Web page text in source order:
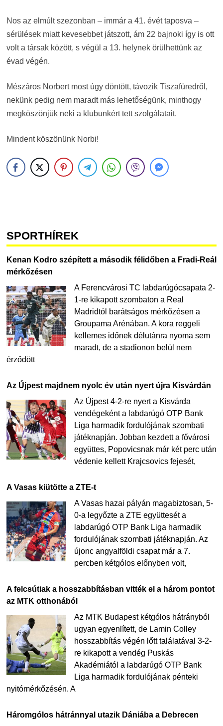
Nos az elmúlt szezonban – immár a 41. évét taposva –
sérülések miatt kevesebbet játszott, ám 22 bajnoki így is ott
volt a társak között, s végül a 13. helynek örülhettünk az
évad végén.
Mészáros Norbert most úgy döntött, távozik Tiszafüredről,
nekünk pedig nem maradt más lehetőségünk, minthogy
megköszönjük neki a klubunkért tett szolgálatait.
Mindent köszönünk Norbi!
SPORTHÍREK
Kenan Kodro szépített a második félidőben a Fradi-Reál
mérkőzésen
A Ferencvárosi TC labdarúgócsapata 2-
1-re kikapott szombaton a Real
Madridtól barátságos mérkőzésen a
Groupama Arénában. A kora reggeli
kellemes időnek délutánra nyoma sem
maradt, de a stadionon belül nem
érződött
Az Újpest majdnem nyolc év után nyert újra Kisvárdán
Az Újpest 4-2-re nyert a Kisvárda
vendégeként a labdarúgó OTP Bank
Liga harmadik fordulójának szombati
játéknapján. Jobban kezdett a fővárosi
együttes, Popovicsnak már két perc után
védenie kellett Krajcsovics fejesét,
A Vasas kiütötte a ZTE-t
A Vasas hazai pályán magabiztosan, 5-
0-a legyőzte a ZTE együttesét a
labdarúgó OTP Bank Liga harmadik
fordulójának szombati játéknapján. Az
újonc angyalföldi csapat már a 7.
percben kétgólos előnyben volt,
A felcsútiak a hosszabbításban vitték el a három pontot
az MTK otthonából
Az MTK Budapest kétgólos hátrányból
ugyan egyenlített, de Lamin Colley
hosszabbítás végén lőtt találatával 3-2-
re kikapott a vendég Puskás
Akadémiától a labdarúgó OTP Bank
Liga harmadik fordulójának pénteki
nyitómérkőzésén. A
Háromgólos hátránnyal utazik Dániába a Debrecen